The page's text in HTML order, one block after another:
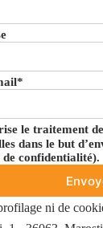
le traitement
dans le but
confidentialité).
ni de